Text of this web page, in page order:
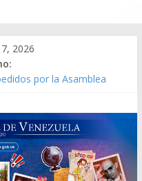
2026
por la Asamblea
año CXXXIII Mes V,
Bor